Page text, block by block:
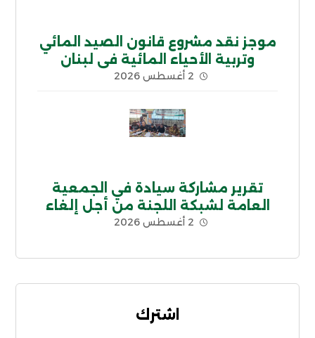
موجز نقد مشروع قانون الصيد المائي
وتربية الأحياء المائية في لبنان
2 أغسطس 2026
تقرير مشاركة سيادة في الجمعية
العامة لشبكة اللجنة من أجل إلغاء
الديون غير الشرعية CADTM بإفريقيا
2 أغسطس 2026
اشترك